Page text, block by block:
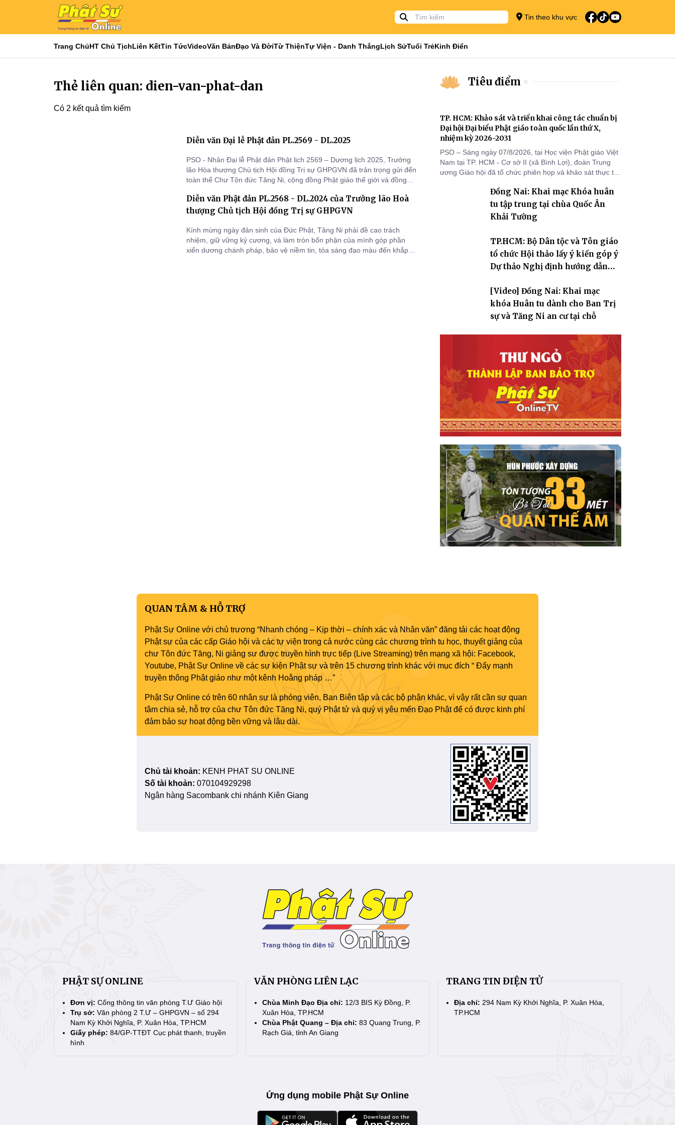
Tin theo khu vực
Trang ChủHT Chủ TịchLiên KếtTin TứcVideoVăn BảnĐạo Và ĐờiTừ ThiệnTự Viện - Danh ThắngLịch SửTuổi TrẻKinh Điển
Thẻ liên quan: dien-van-phat-dan
Có 2 kết quả tìm kiếm
Diễn văn Đại lễ Phật đản PL.2569 - DL.2025
PSO - Nhân Đại lễ Phật đản Phật lịch 2569 – Dương lịch 2025, Trưởng
lão Hòa thượng Chủ tịch Hội đồng Trị sự GHPGVN đã trân trọng gửi đến
toàn thể Chư Tôn đức Tăng Ni, cộng đồng Phật giáo thế giới và đồng
đản PL.2569 - DL.2025.
Diễn văn Phật đản PL.2568 - DL.2024 của Trưởng lão Hoà
thượng Chủ tịch Hội đồng Trị sự GHPGVN
Kính mừng ngày đản sinh của Đức Phật, Tăng Ni phải đề cao trách
nhiệm, giữ vững kỷ cương, và làm tròn bổn phận của mình góp phần
xiển dương chánh pháp, bảo vệ niềm tin, tỏa sáng đạo màu đến khắp
Tiêu điểm
TP. HCM: Khảo sát và triển khai công tác chuẩn bị
Đại hội Đại biểu Phật giáo toàn quốc lần thứ X,
nhiệm kỳ 2026-2031
PSO – Sáng ngày 07/8/2026, tại Học viện Phật giáo Việt
Nam tại TP. HCM - Cơ sở II (xã Bình Lợi), đoàn Trung
ương Giáo hội đã tổ chức phiên họp và khảo sát thực tế
giáo toàn quốc lần thứ X, nhiệm kỳ 2026-2031.
Đồng Nai: Khai mạc Khóa huân
tu tập trung tại chùa Quốc Ân
Khải Tường
TP.HCM: Bộ Dân tộc và Tôn giáo
tổ chức Hội thảo lấy ý kiến góp ý
Dự thảo Nghị định hướng dẫn
giáo
[Video] Đồng Nai: Khai mạc
khóa Huân tu dành cho Ban Trị
sự và Tăng Ni an cư tại chỗ
QUAN TÂM & HỖ TRỢ
Phật Sự Online với chủ trương “Nhanh chóng – Kịp thời – chính xác và Nhân văn” đăng tải các hoạt động
Phật sự của các cấp Giáo hội và các tự viện trong cả nước cùng các chương trình tu học, thuyết giảng của
chư Tôn đức Tăng, Ni giảng sư được truyền hình trực tiếp (Live Streaming) trên mạng xã hội: Facebook,
Youtube, Phật Sự Online về các sự kiện Phật sự và trên 15 chương trình khác với mục đích “ Đẩy mạnh
truyền thông Phật giáo như một kênh Hoằng pháp …”
Phật Sự Online có trên 60 nhân sự là phóng viên, Ban Biên tập và các bộ phận khác, vì vậy rất cần sự quan
tâm chia sẻ, hỗ trợ của chư Tôn đức Tăng Ni, quý Phật tử và quý vị yêu mến Đạo Phật để có được kinh phí
đảm bảo sự hoạt động bền vững và lâu dài.
Chủ tài khoản: KENH PHAT SU ONLINE
Số tài khoản: 070104929298
Ngân hàng Sacombank chi nhánh Kiên Giang
PHẬT SỰ ONLINE
Đơn vị: Cổng thông tin văn phòng T.Ư Giáo hội
Trụ sở: Văn phòng 2 T.Ư – GHPGVN – số 294
Nam Kỳ Khởi Nghĩa, P. Xuân Hòa, TP.HCM
Giấy phép: 84/GP-TTĐT Cục phát thanh, truyền
hình
VĂN PHÒNG LIÊN LẠC
Chùa Minh Đạo Địa chỉ: 12/3 BIS Kỳ Đồng, P.
Xuân Hòa, TP.HCM
Chùa Phật Quang – Địa chỉ: 83 Quang Trung, P.
Rạch Giá, tỉnh An Giang
TRANG TIN ĐIỆN TỬ
Địa chỉ: 294 Nam Kỳ Khởi Nghĩa, P. Xuân Hòa,
TP.HCM
Ứng dụng mobile Phật Sự Online